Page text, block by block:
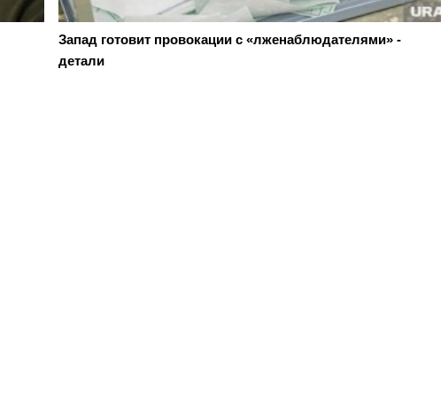
Запад готовит провокации с «лженаблюдателями» -
детали